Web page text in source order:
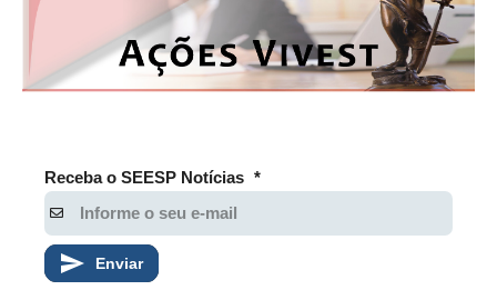
Receba o SEESP Notícias *
Enviar